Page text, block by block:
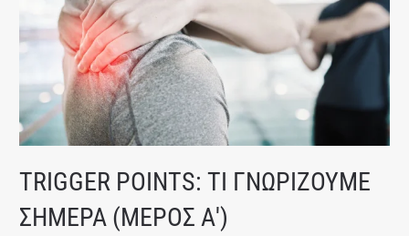
TRIGGER POINTS: ΤΙ ΓΝΩΡΙΖΟΥΜΕ
ΣΗΜΕΡΑ (ΜΕΡΟΣ Α')